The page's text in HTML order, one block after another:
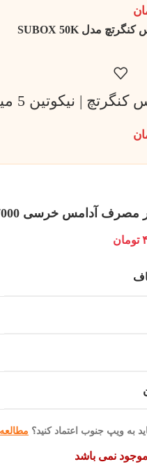
آدامس خرسی 7000 پاف کنگرتچ
تومان
به ویپ جنوب اعتماد کنید؟
موجود نمی باشد